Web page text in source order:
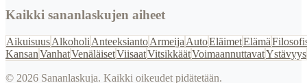
Kaikki sananlaskujen aiheet
AikuisuusAlkoholi AnteeksiantoArmeija AutoEläimetElämä
KansanVanhatVenäläisetViisaatVitsikkäätVoimaannuttavatYstävyys
© 2026 Sananlaskuja. Kaikki oikeudet pidätetään.